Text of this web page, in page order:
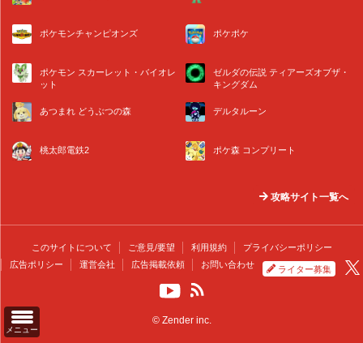
メニュー
ポケモンチャンピオンズ ポケポケ
ポケモン スカーレット・バイオレ
ット
ゼルダの伝説 ティアーズオブザ・
キングダム
あつまれ どうぶつの森 デルタルーン
桃太郎電鉄2 ポケ森 コンプリート
攻略サイト一覧へ
このサイトについて ご意見/要望 利用規約
プライバシーポリシー
広告ポリシー
運営会社 広告掲載依頼 お問い合わせ ライター募集
© Zender inc.